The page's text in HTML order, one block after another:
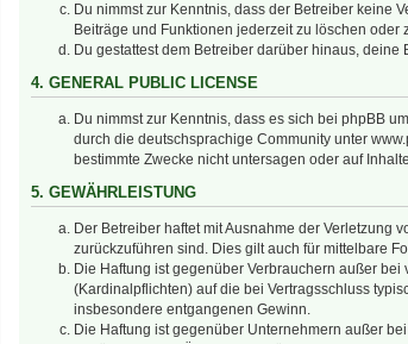
Du nimmst zur Kenntnis, dass der Betreiber keine
Beiträge und Funktionen jederzeit zu löschen oder
Du gestattest dem Betreiber darüber hinaus,
4. GENERAL PUBLIC LICENSE
Du nimmst zur Kenntnis, dass es sich bei phpBB
durch die deutschsprachige Community unter
bestimmte Zwecke nicht untersagen oder auf
5. GEWÄHRLEISTUNG
Der Betreiber haftet mit Ausnahme der Verletzung
zurückzuführen sind. Dies gilt auch für mittelbare
Die Haftung ist gegenüber Verbrauchern außer
(Kardinalpflichten) auf die bei Vertragsschluss
insbesondere entgangenen Gewinn.
Die Haftung ist gegenüber Unternehmern außer